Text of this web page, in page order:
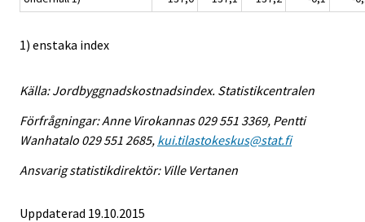
1) enstaka index
Källa: Jordbyggnadskostnadsindex. Statistikcentralen
Förfrågningar: Anne Virokannas 029 551 3369, Pentti
Wanhatalo 029 551 2685, kui.tilastokeskus@stat.fi
Ansvarig statistikdirektör: Ville Vertanen
Uppdaterad 19.10.2015